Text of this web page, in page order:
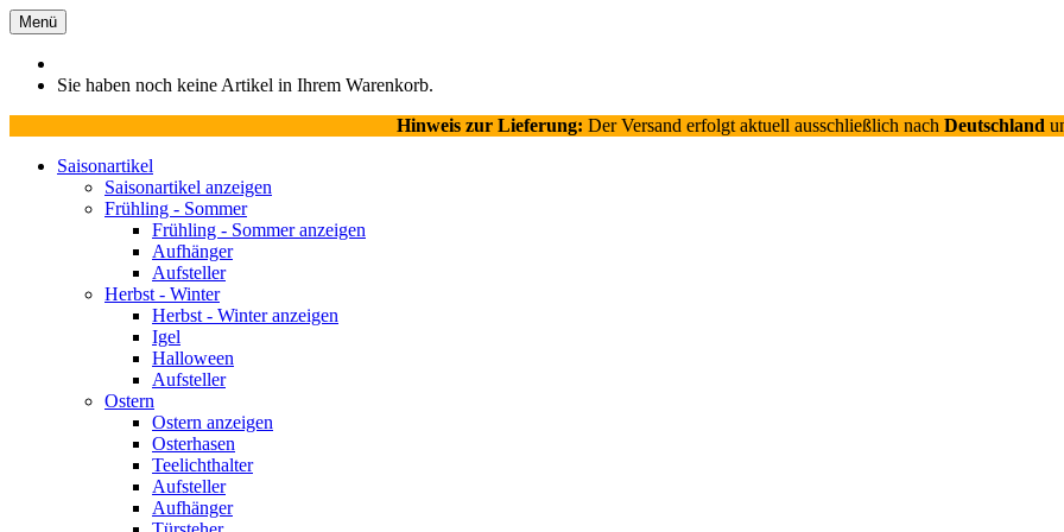
Menü
Sie haben noch keine Artikel in Ihrem Warenkorb.
Hinweis zur Lieferung: Der Versand erfolgt aktuell ausschließlich nach Deutschland
Saisonartikel
Saisonartikel anzeigen
Frühling - Sommer
Frühling - Sommer anzeigen
Aufhänger
Aufsteller
Herbst - Winter
Herbst - Winter anzeigen
Igel
Halloween
Aufsteller
Ostern
Ostern anzeigen
Osterhasen
Teelichthalter
Aufsteller
Aufhänger